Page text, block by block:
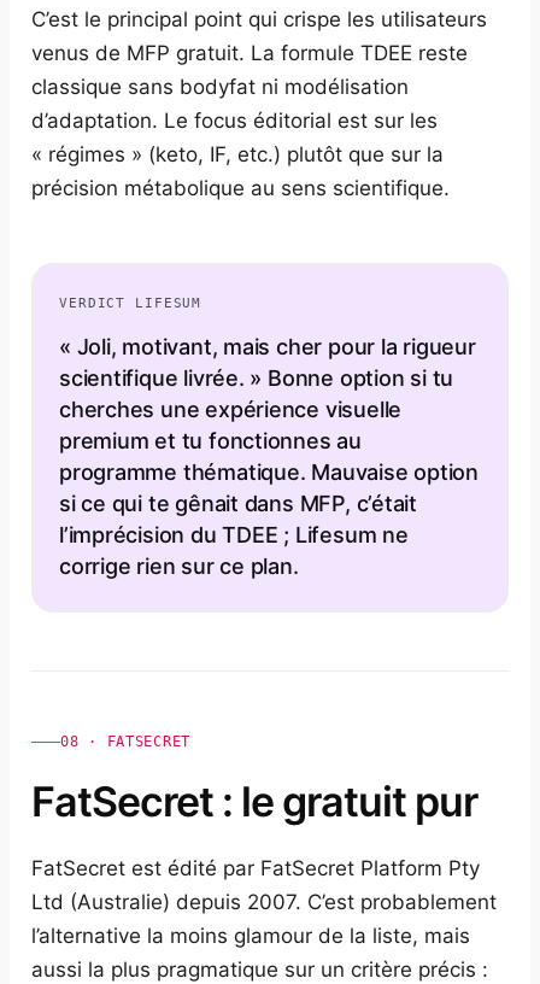
C’est le principal point qui crispe les utilisateurs
venus de MFP gratuit. La formule TDEE reste
classique sans bodyfat ni modélisation
d’adaptation. Le focus éditorial est sur les
« régimes » (keto, IF, etc.) plutôt que sur la
précision métabolique au sens scientifique.
VERDICT LIFESUM
« Joli, motivant, mais cher pour la rigueur
scientifique livrée. » Bonne option si tu
cherches une expérience visuelle
premium et tu fonctionnes au
programme thématique. Mauvaise option
si ce qui te gênait dans MFP, c’était
l’imprécision du TDEE ; Lifesum ne
corrige rien sur ce plan.
08 · FATSECRET
FatSecret : le gratuit pur
FatSecret est édité par FatSecret Platform Pty
Ltd (Australie) depuis 2007. C’est probablement
l’alternative la moins glamour de la liste, mais
aussi la plus pragmatique sur un critère précis :